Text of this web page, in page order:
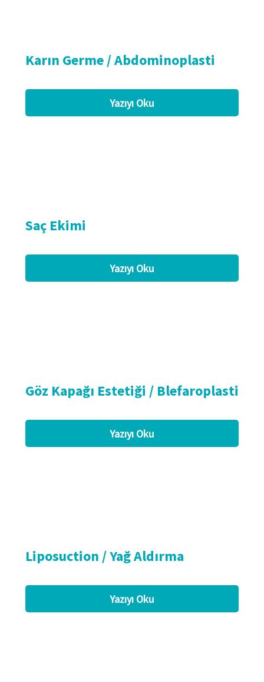
Karın Germe / Abdominoplasti
Yazıyı Oku
Saç Ekimi
Yazıyı Oku
Göz Kapağı Estetiği / Blefaroplasti
Yazıyı Oku
Liposuction / Yağ Aldırma
Yazıyı Oku